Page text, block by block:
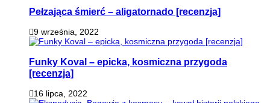
Pełzająca śmierć – aligatornado [recenzja]
9 września, 2022
Funky Koval – epicka, kosmiczna przygoda
[recenzja]
16 lipca, 2022